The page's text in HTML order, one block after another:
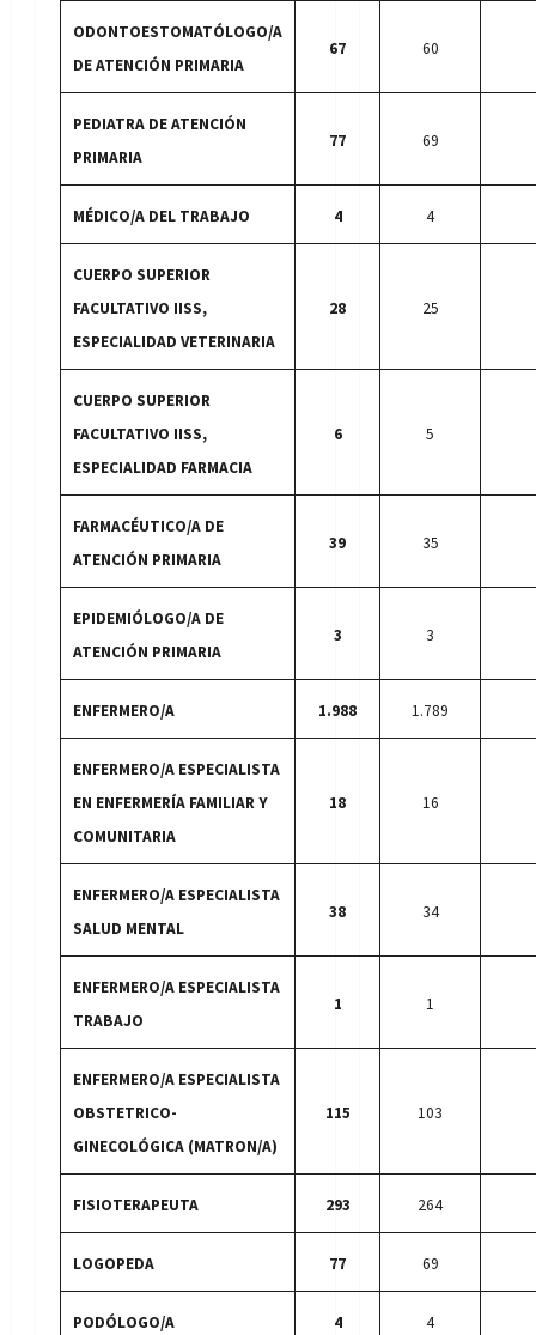
ODONTOESTOMATÓLOGO/A
DE ATENCIÓN PRIMARIA
67 60
PEDIATRA DE ATENCIÓN
PRIMARIA
77 69
MÉDICO/A DEL TRABAJO 4 4
CUERPO SUPERIOR
FACULTATIVO IISS,
ESPECIALIDAD VETERINARIA
28 25
CUERPO SUPERIOR
FACULTATIVO IISS,
ESPECIALIDAD FARMACIA
6 5
FARMACÉUTICO/A DE
ATENCIÓN PRIMARIA
39 35
EPIDEMIÓLOGO/A DE
ATENCIÓN PRIMARIA
3 3
ENFERMERO/A 1.988 1.789
ENFERMERO/A ESPECIALISTA
EN ENFERMERÍA FAMILIAR Y
COMUNITARIA
18 16
ENFERMERO/A ESPECIALISTA
SALUD MENTAL
38 34
ENFERMERO/A ESPECIALISTA
TRABAJO
1 1
ENFERMERO/A ESPECIALISTA
OBSTETRICO-
GINECOLÓGICA (MATRON/A)
115 103
FISIOTERAPEUTA 293 264
LOGOPEDA 77 69
PODÓLOGO/A 4 4